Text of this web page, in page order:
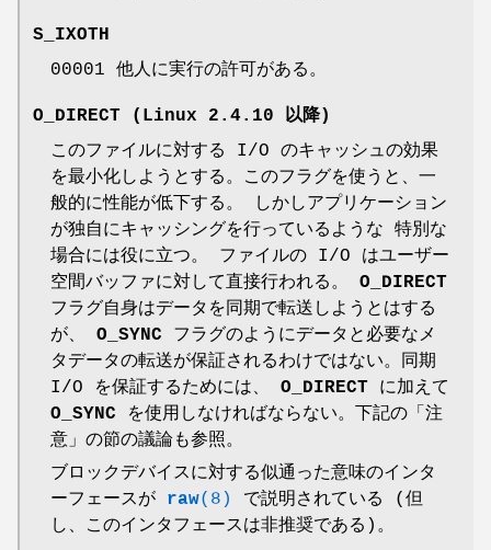
S_IXOTH
00001 他人に実行の許可がある。
O_DIRECT (Linux 2.4.10 以降)
このファイルに対する I/O のキャッシュの効果
を最小化しようとする。このフラグを使うと、一
般的に性能が低下する。 しかしアプリケーション
が独自にキャッシングを行っているような 特別な
場合には役に立つ。 ファイルの I/O はユーザー
空間バッファに対して直接行われる。 O_DIRECT
フラグ自身はデータを同期で転送しようとはする
が、 O_SYNC フラグのようにデータと必要なメ
タデータの転送が保証されるわけではない。同期
I/O を保証するためには、 O_DIRECT に加えて
O_SYNC を使用しなければならない。下記の「注
意」の節の議論も参照。
ブロックデバイスに対する似通った意味のインタ
ーフェースが raw(8)
で説明されている (但
し、このインタフェースは非推奨である)。